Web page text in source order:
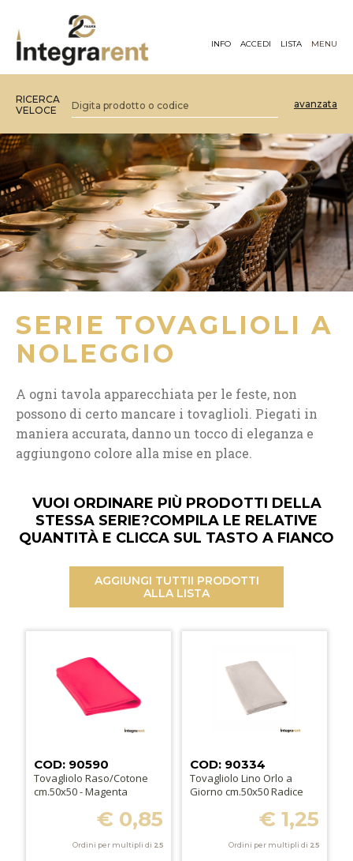
INFO ACCEDI LISTA MENU
RICERCA
VELOCE
avanzata
SERIE TOVAGLIOLI A
NOLEGGIO
A ogni tavola apparecchiata per le feste, non
possono di certo mancare i tovaglioli. Piegati in
maniera accurata, danno un tocco di eleganza e
aggiungono colore alla mise en place.
VUOI ORDINARE PIÙ PRODOTTI DELLA
STESSA SERIE?COMPILA LE RELATIVE
QUANTITÀ E CLICCA SUL TASTO A FIANCO
AGGIUNGI TUTTII PRODOTTI
ALLA LISTA
COD: 90590
Tovagliolo Raso/Cotone
cm.50x50 - Magenta
€ 0,85
Ordini per multipli di 25
COD: 90334
Tovagliolo Lino Orlo a
Giorno cm.50x50 Radice
€ 1,25
Ordini per multipli di 25